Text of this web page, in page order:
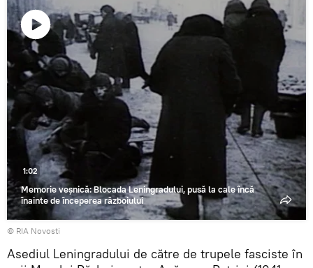
Play
Video
Memorie veșnică: Blocada Leningradului, pusă la cale încă
înainte de începerea războiului
1:02
© RIA Novosti
Asediul Leningradului de către de trupele fasciste în